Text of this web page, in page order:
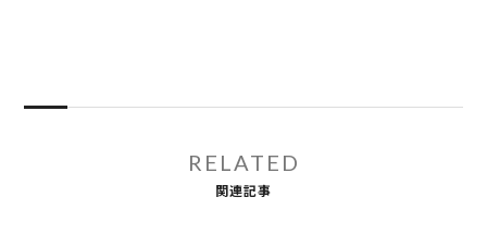
RELATED
関連記事